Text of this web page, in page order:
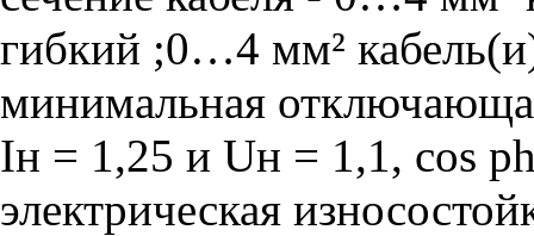
гибкий ;0…4 мм²
минимальная
Iн = 1,25 и Uн = 1,1, cos
электрическая